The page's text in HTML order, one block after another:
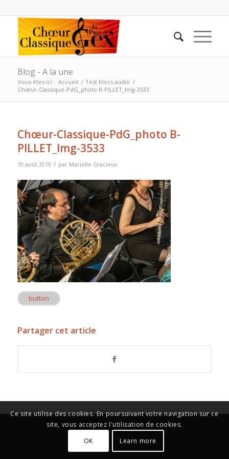
Blog - A la une
Vous êtes ici : Accueil / Test blocs audio /
Chœur-Classique-PdG_photo B-PILLET_Img-3533
Chœur-Classique-PdG_photo B-
PILLET_Img-3533
10 août 2019 / par Marielle Gracieux
button
Partager cet article
Ce site utilise des cookies. En poursuivant votre navigation sur ce
site, vous acceptez l'utilisation de cookies.
OK
Learn more